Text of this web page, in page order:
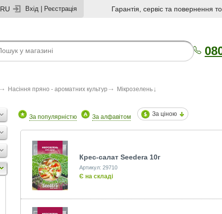
RU Вхід Реєстрація Гарантія, сервіс та повернення
Насіння пряно - ароматних культур Мікрозелень
За популярністю За алфавітом За ціною
Крес-салат Seedеra 10г
Артикул: 29710
Є на складі